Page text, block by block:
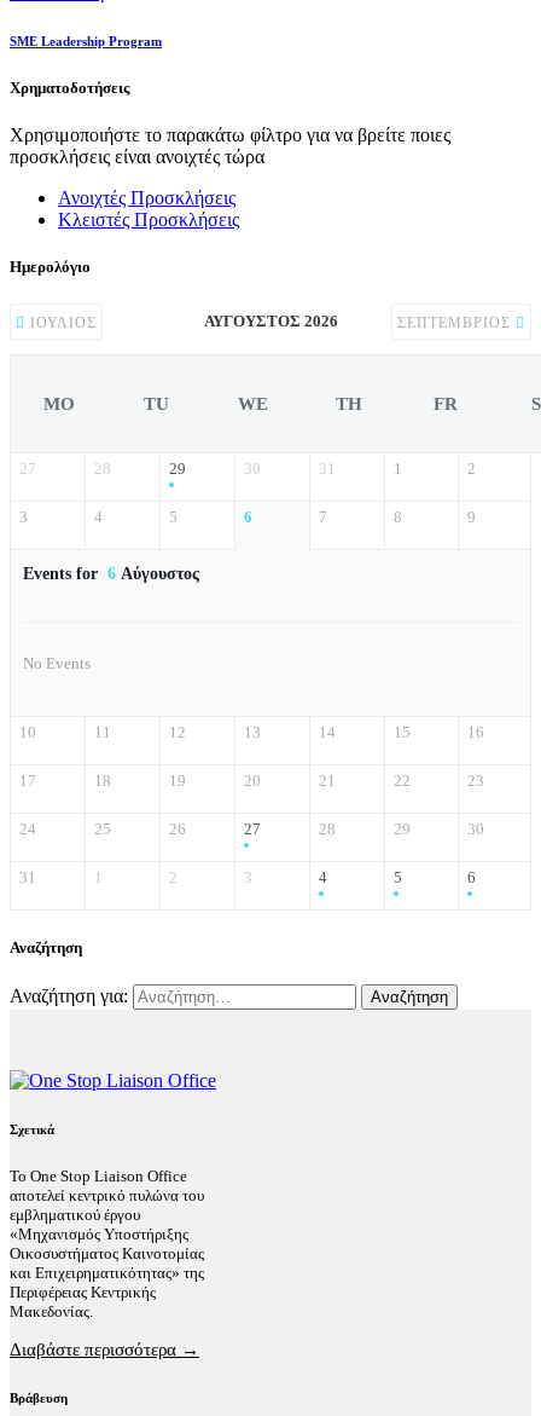
SME Leadership Program
Χρηματοδοτήσεις
Χρησιμοποιήστε το παρακάτω φίλτρο για να βρείτε ποιες
προσκλήσεις είναι ανοιχτές τώρα
Ανοιχτές Προσκλήσεις
Κλειστές Προσκλήσεις
Ημερολόγιο
ΙΟΎΛΙΟΣ ΑΎΓΟΥΣΤΟΣ 2026 ΣΕΠΤΈΜΒΡΙΟΣ
MO TU WE TH FR
27 28 29 30 31 1 2
3 4 5 6 7 8 9
Events for 6 Αύγουστος
No Events
10 11 12 13 14 15 16
17 18 19 20 21 22 23
24 25 26 27 28 29 30
31 1 2 3 4 5 6
Αναζήτηση
Αναζήτηση για:
Σχετικά
Το One Stop Liaison Office
αποτελεί κεντρικό πυλώνα του
εμβληματικού έργου
«Μηχανισμός Υποστήριξης
Οικοσυστήματος Καινοτομίας
και Επιχειρηματικότητας» της
Περιφέρειας Κεντρικής
Μακεδονίας.
Διαβάστε περισσότερα →
Βράβευση